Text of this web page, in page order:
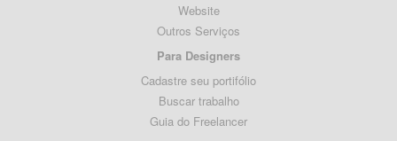
Website
Outros Serviços
Para Designers
Cadastre seu portifólio
Buscar trabalho
Guia do Freelancer